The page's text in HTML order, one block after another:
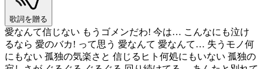
歌詞を贈る
愛なんて信じない もうゴメンだわ! 今は… こんなにも泣け
るなら 愛のバカ! って思う 愛なんて 愛なんて… 失うモノ何
にもない 孤独の気楽さと 信じるヒト何処にもいない 孤独の